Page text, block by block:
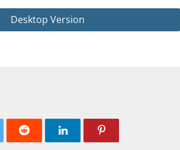
Desktop Version